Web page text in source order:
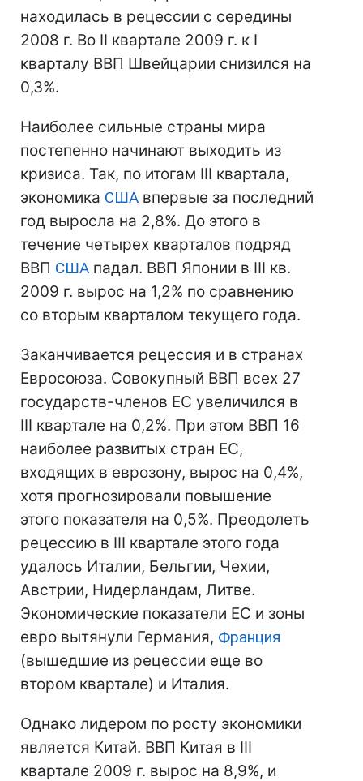
находилась в рецессии с середины
2008 г. Во II квартале 2009 г. к I
кварталу ВВП Швейцарии снизился на
0,3%.
Наиболее сильные страны мира
постепенно начинают выходить из
кризиса. Так, по итогам ІІІ квартала,
экономика США впервые за последний
год выросла на 2,8%. До этого в
течение четырех кварталов подряд
ВВП США падал. ВВП Японии в ІІІ кв.
2009 г. вырос на 1,2% по сравнению
со вторым кварталом текущего года.
Заканчивается рецессия и в странах
Евросоюза. Совокупный ВВП всех 27
государств-членов ЕС увеличился в
III квартале на 0,2%. При этом ВВП 16
наиболее развитых стран ЕС,
входящих в еврозону, вырос на 0,4%,
хотя прогнозировали повышение
этого показателя на 0,5%. Преодолеть
рецессию в III квартале этого года
удалось Италии, Бельгии, Чехии,
Австрии, Нидерландам, Литве.
Экономические показатели ЕС и зоны
евро вытянули Германия, Франция
(вышедшие из рецессии еще во
втором квартале) и Италия.
Однако лидером по росту экономики
является Китай. ВВП Китая в III
квартале 2009 г. вырос на 8,9%, и